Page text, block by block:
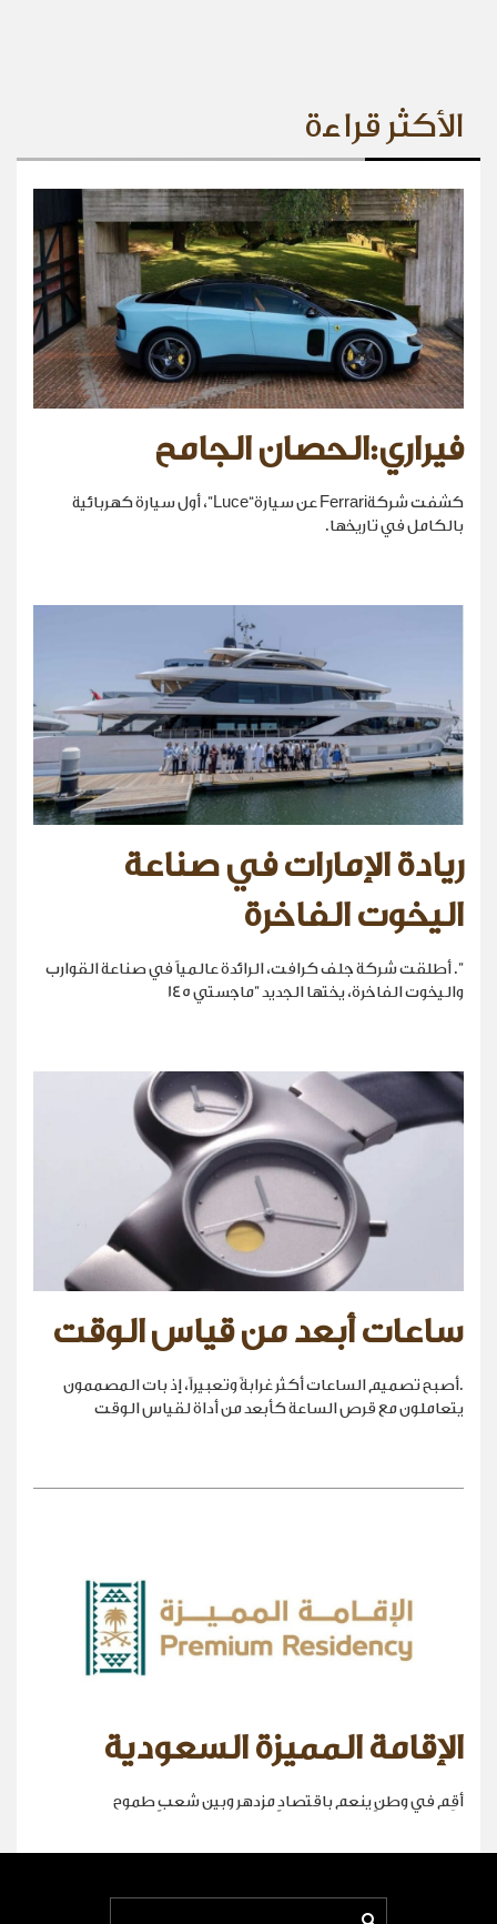
الأكثر قراءة
فيراري:الحصان الجامح
كشفت شركةFerrari عن سيارة“Luce”، أول سيارة كهربائية
بالكامل في تاريخها.
ريادة الإمارات في صناعة
اليخوت الفاخرة
". أطلقت شركة جلف كرافت، الرائدة عالمياً في صناعة القوارب
واليخوت الفاخرة، يختها الجديد "ماجستي 145
ساعات أبعد من قياس الوقت
.أصبح تصميم الساعات أكثر غرابةً وتعبيراً، إذ بات المصممون
يتعاملون مع قرص الساعة كأبعد من أداة لقياس الوقت
الإقامة المميزة السعودية
أقِم في وطنٍ ينعم باقتصادٍ مزدهر وبين شعبٍ طموح